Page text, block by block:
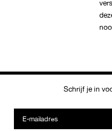
Schrijf je in